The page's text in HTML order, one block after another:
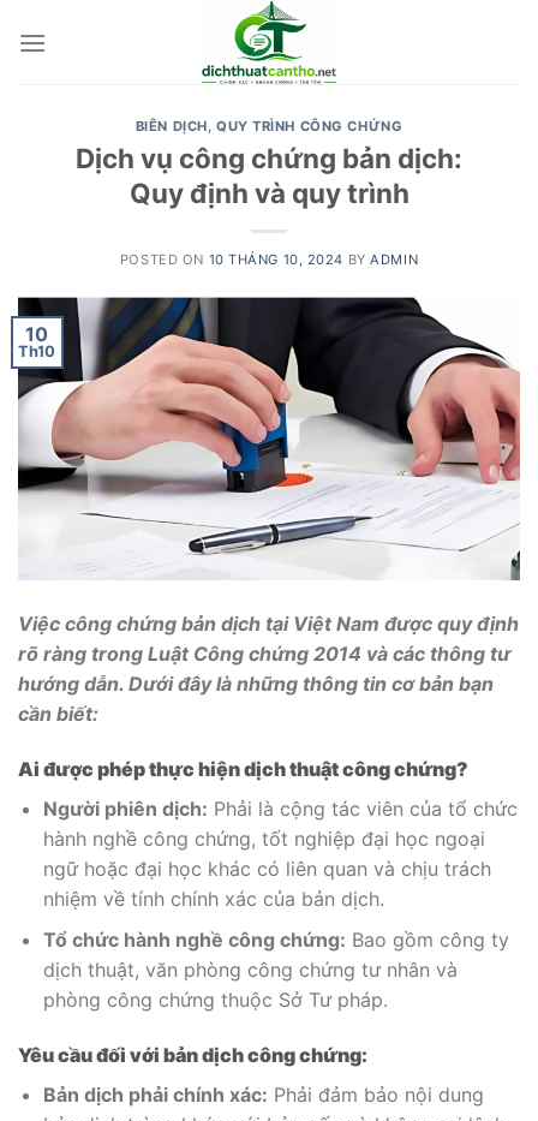
BIÊN DỊCH, QUY TRÌNH CÔNG CHỨNG
Dịch vụ công chứng bản dịch:
Quy định và quy trình
POSTED ON 10 THÁNG 10, 2024 BYADMIN
10
Th10
Việc công chứng bản dịch tại Việt Nam được quy định
rõ ràng trong Luật Công chứng 2014 và các thông tư
hướng dẫn. Dưới đây là những thông tin cơ bản bạn
cần biết:
Ai được phép thực hiện dịch thuật công chứng?
Người phiên dịch: Phải là cộng tác viên của tổ chức
hành nghề công chứng, tốt nghiệp đại học ngoại
ngữ hoặc đại học khác có liên quan và chịu trách
nhiệm về tính chính xác của bản dịch.
Tổ chức hành nghề công chứng: Bao gồm công ty
dịch thuật, văn phòng công chứng tư nhân và
phòng công chứng thuộc Sở Tư pháp.
Yêu cầu đối với bản dịch công chứng:
Bản dịch phải chính xác: Phải đảm bảo nội dung